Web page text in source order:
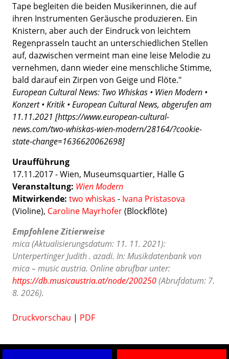
Tape begleiten die beiden Musikerinnen, die auf
ihren Instrumenten Geräusche produzieren. Ein
Knistern, aber auch der Eindruck von leichtem
Regenprasseln taucht an unterschiedlichen Stellen
auf, dazwischen vermeint man eine leise Melodie zu
vernehmen, dann wieder eine menschliche Stimme,
bald darauf ein Zirpen von Geige und Flöte."
European Cultural News: Two Whiskas • Wien Modern •
Konzert • Kritik • European Cultural News, abgerufen am
11.11.2021 [https://www.european-cultural-
news.com/two-whiskas-wien-modern/28164/?cookie-
state-change=1636620062698]
Uraufführung
17.11.2017 - Wien, Museumsquartier, Halle G
Veranstaltung: Wien Modern
Mitwirkende: two whiskas - Ivana Pristasova
(Violine), Caroline Mayrhofer(Blockflöte)
Empfohlene Zitierweise
mica (Aktualisierungsdatum: 11. 11. 2021):
Unterpertinger Judith . azadi. In: Musikdatenbank von
mica – music austria. Online abrufbar unter:
https://db.musicaustria.at/node/200250(Abrufdatum: 7.
8. 2026).
Druckvorschau | PDF